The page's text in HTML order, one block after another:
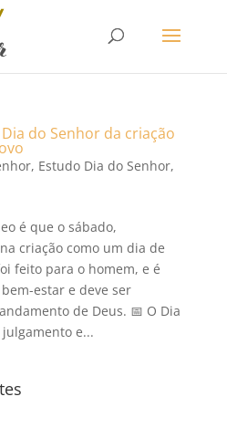
do Senhor da criação
, Estudo Dia do Senhor,
é que o sábado,
criação como um dia de
feito para o homem, e é
estar e deve ser
de Deus. 📅 O Dia
e...